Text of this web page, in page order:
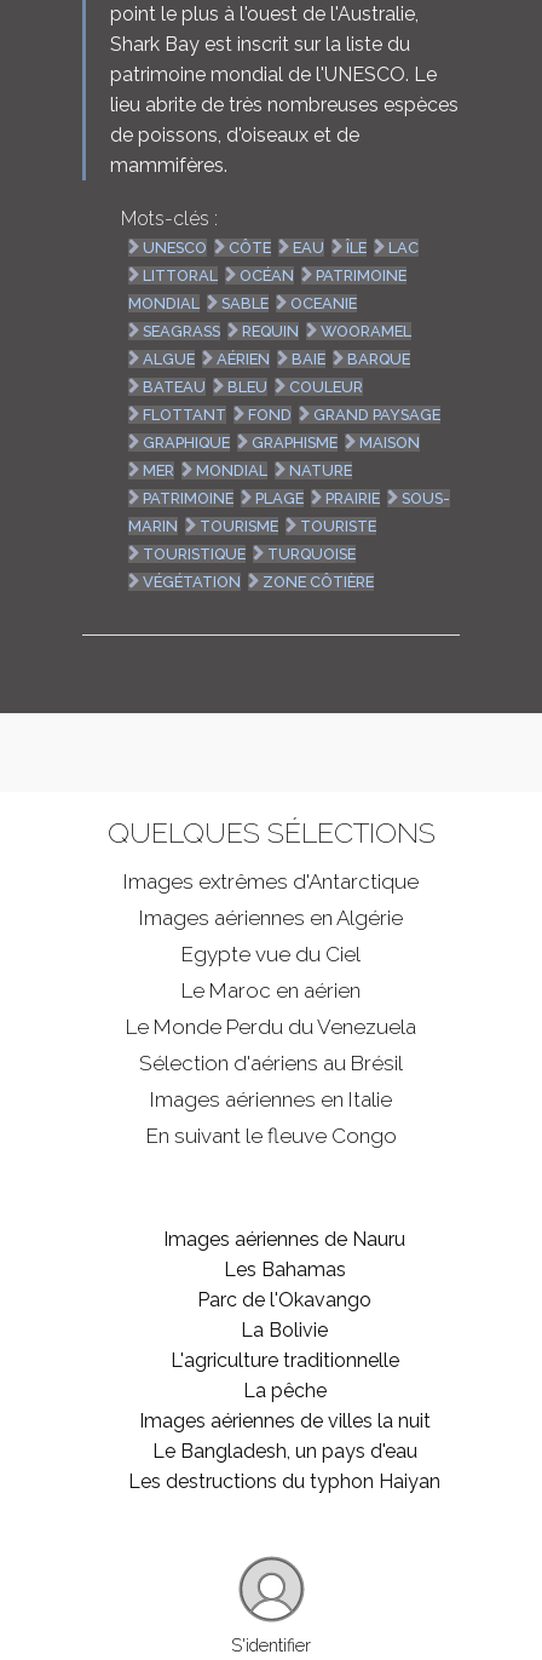
point le plus à l'ouest de l'Australie,
Shark Bay est inscrit sur la liste du
patrimoine mondial de l'UNESCO. Le
lieu abrite de très nombreuses espèces
de poissons, d'oiseaux et de
mammifères.
Mots-clés :
UNESCO CÔTE EAU ÎLE
LAC
LITTORAL
OCÉAN
PATRIMOINE
MONDIAL
SABLE
OCEANIE
SEAGRASS
REQUIN
WOORAMEL
ALGUE
AÉRIEN BAIE
BARQUE
BATEAU
BLEU
COULEUR
FLOTTANT
FOND
GRAND PAYSAGE
GRAPHIQUE
GRAPHISME
MAISON
MER
MONDIAL
NATURE
PATRIMOINE
PLAGE PRAIRIE
SOUS-
MARIN
TOURISME
TOURISTE
TOURISTIQUE
TURQUOISE
VÉGÉTATION
ZONE CÔTIÈRE
QUELQUES SÉLECTIONS
Images extrêmes d'Antarctique
Images aériennes en Algérie
Egypte vue du Ciel
Le Maroc en aérien
Le Monde Perdu du Venezuela
Sélection d'aériens au Brésil
Images aériennes en Italie
En suivant le fleuve Congo
Images aériennes de Nauru
Les Bahamas
Parc de l'Okavango
La Bolivie
L'agriculture traditionnelle
La pêche
Images aériennes de villes la nuit
Le Bangladesh, un pays d'eau
Les destructions du typhon Haiyan
S'identifier